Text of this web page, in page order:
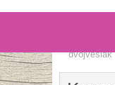
dvojvešiak